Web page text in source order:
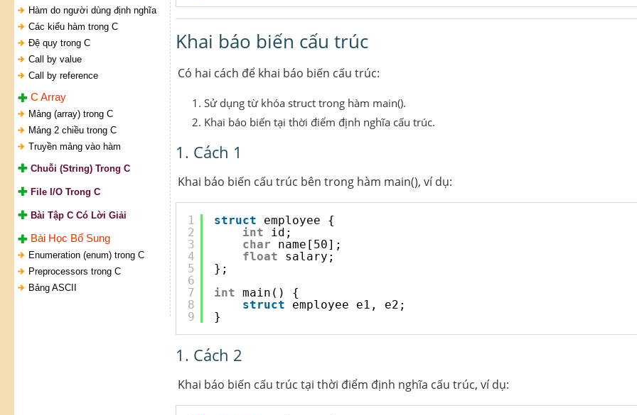
Hàm do người dùng định nghĩa
Các kiểu hàm trong C
Đệ quy trong C
Call by value
Call by reference
C Array
Mảng (array) trong C
Mảng 2 chiều trong C
Truyền mảng vào hàm
Chuỗi (String) Trong C
File I/O Trong C
Bài Tập C Có Lời Giải
Bài Học Bổ Sung
Enumeration (enum) trong C
Preprocessors trong C
Bảng ASCII
Khai báo biến cấu trúc
Có hai cách để khai báo biến cấu trúc:
Sử dụng từ khóa struct trong hàm main().
Khai báo biến tại thời điểm định nghĩa cấu trúc.
1. Cách 1
Khai báo biến cấu trúc bên trong hàm main(), ví dụ:
1
2
3
4
5
6
7
8
9
struct
employee {
int
id;
char
name[50];
float
salary;
};
int main() {
struct
employee e1, e2;
}
1. Cách 2
Khai báo biến cấu trúc tại thời điểm định nghĩa cấu trúc, ví dụ: